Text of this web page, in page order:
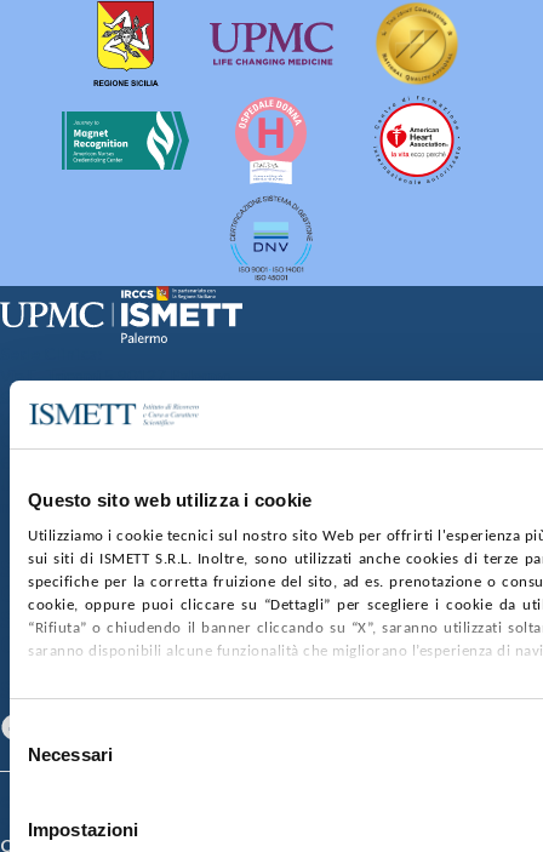
Questo sito web utilizza i cookie
Utilizziamo i cookie tecnici sul nostro sito Web per offrirti l'esperienza
sui siti di ISMETT S.R.L. Inoltre, sono utilizzati anche cookies di terze
specifiche per la corretta fruizione del sito, ad es. prenotazione o
cookie, oppure puoi cliccare su “Dettagli” per scegliere i cookie da
“Rifiuta” o chiudendo il banner cliccando su “X”, saranno utilizzati
saranno disponibili alcune funzionalità che migliorano l’esperienza di
Selezione
delNecessari
Impostazioni
Via Discesa dei Giudici 4 90133 Palermo
nr. REA PA-201818 P.I. 04544550827
SOCIETÀ TRASPARENTE WHISTLEBLOWING
GARE E CONTRATTIPRIVACYCOOKIE POLICY
SOSTIENICIMAPPA DEL SITOACCESSIBILITÀ
CONTATTI
Specializzazione)
Credits